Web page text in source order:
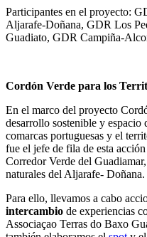
Participantes en el proyecto:
Aljarafe-Doñana, GDR Los
Guadiato, GDR Campiña-
Cordón Verde para los
En el marco del proyecto
desarrollo sostenible y espacio
comarcas portuguesas y el
fue el jefe de fila de esta
Corredor Verde del
naturales del Aljarafe- Doñana.
Para ello, llevamos a cabo
intercambio de experiencias
Associaçao Terras do Baxo